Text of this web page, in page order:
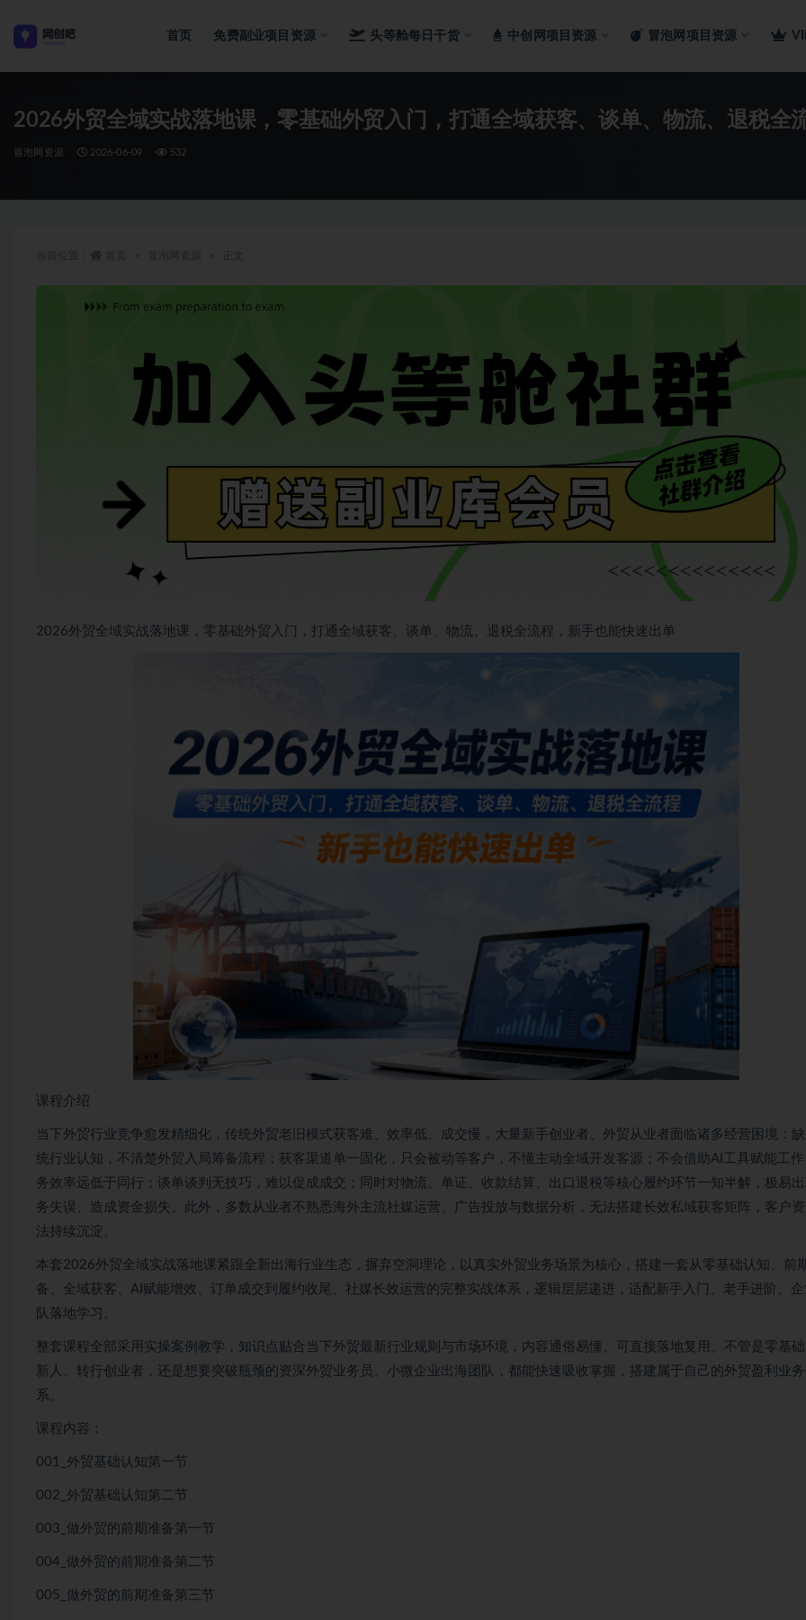
首页 免费副业项目资源 头等舱每日干货 中创网项目资源 冒泡网项目资源
2026外贸全域实战落地课，零基础外贸入门，打通全域获客、谈单、物流、退税全
冒泡网资源 2026-06-09 532
2026外贸全域实战落地课，零基础外贸入门，打通全域获客、谈单、物流、退税全流程，新手也能快速出单
课程介绍
当下外贸行业竞争愈发精细化，传统外贸老旧模式获客难、效率低、成交慢，大量新手创业者、外贸从业者面临诸多经营困境：
统行业认知，不清楚外贸入局筹备流程；获客渠道单一固化，只会被动等客户，不懂主动全域开发客源；不会借助AI工具赋能工
务效率远低于同行；谈单谈判无技巧，难以促成成交；同时对物流、单证、收款结算、出口退税等核心履约环节一知半解，极易
务失误、造成资金损失。此外，多数从业者不熟悉海外主流社媒运营、广告投放与数据分析，无法搭建长效私域获客矩阵，客户
法持续沉淀。
本套2026外贸全域实战落地课紧跟全新出海行业生态，摒弃空洞理论，以真实外贸业务场景为核心，搭建一套从零基础认知、前
备、全域获客、AI赋能增效、订单成交到履约收尾、社媒长效运营的完整实战体系，逻辑层层递进，适配新手入门、老手进阶、
队落地学习。
整套课程全部采用实操案例教学，知识点贴合当下外贸最新行业规则与市场环境，内容通俗易懂、可直接落地复用。不管是零基
新人、转行创业者，还是想要突破瓶颈的资深外贸业务员、小微企业出海团队，都能快速吸收掌握，搭建属于自己的外贸盈利业
系。
课程内容：
001_外贸基础认知第一节
002_外贸基础认知第二节
003_做外贸的前期准备第一节
004_做外贸的前期准备第二节
005_做外贸的前期准备第三节